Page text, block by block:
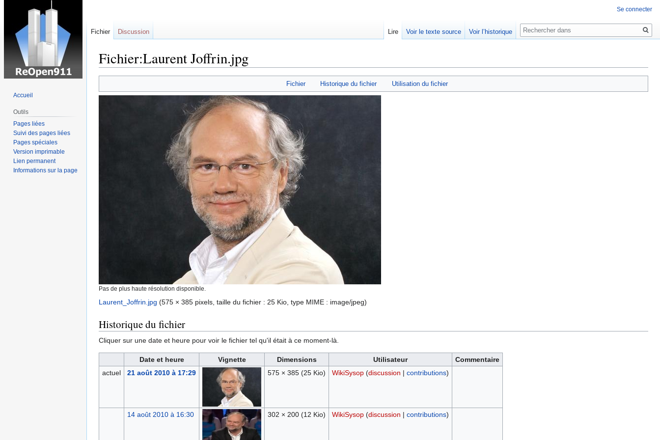
Fichier:Laurent Joffrin.jpg
à
à
Fichier Historique du fichier Utilisation du fichier
Pas de plus haute résolution disponible.
Laurent_Joffrin.jpg (575 × 385 pixels, taille du fichier : 25 Kio, type MIME : image/jpeg)
Historique du fichier
Cliquer sur une date et heure pour voir le fichier tel qu'il était à ce moment-là.
Date et heure Vignette Dimensions Utilisateur
Commentaire
actuel
21 août 2010 à 17:29 575 × 385 (25 Kio) WikiSysop (discussion | contributions)
14 août 2010 à 16:30 302 × 200 (12 Kio) WikiSysop (discussion | contributions)
Se connecter
Fichier Discussion Lire Voir le texte source Voir l’historique
Rechercher
Accueil
Outils
Pages liées
Suivi des pages liées
Pages spéciales
Version imprimable
Lien permanent
Informations sur la page